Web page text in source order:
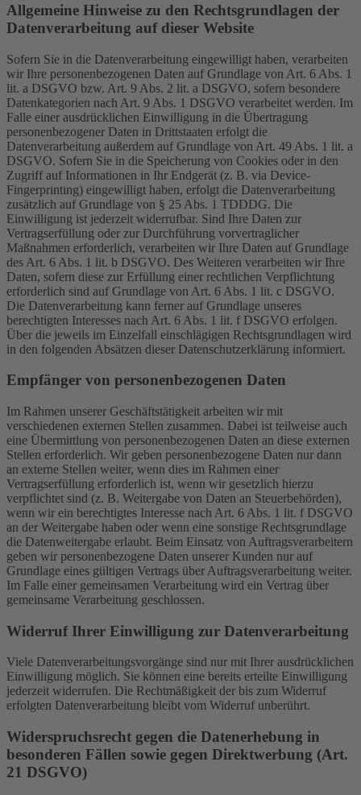
Allgemeine Hinweise zu den Rechtsgrundlagen der
Datenverarbeitung auf dieser Website
Sofern Sie in die Datenverarbeitung eingewilligt haben, verarbeiten
wir Ihre personenbezogenen Daten auf Grundlage von Art. 6 Abs. 1
lit. a DSGVO bzw. Art. 9 Abs. 2 lit. a DSGVO, sofern besondere
Datenkategorien nach Art. 9 Abs. 1 DSGVO verarbeitet werden. Im
Falle einer ausdrücklichen Einwilligung in die Übertragung
personenbezogener Daten in Drittstaaten erfolgt die
Datenverarbeitung außerdem auf Grundlage von Art. 49 Abs. 1 lit. a
DSGVO. Sofern Sie in die Speicherung von Cookies oder in den
Zugriff auf Informationen in Ihr Endgerät (z. B. via Device-
Fingerprinting) eingewilligt haben, erfolgt die Datenverarbeitung
zusätzlich auf Grundlage von § 25 Abs. 1 TDDDG. Die
Einwilligung ist jederzeit widerrufbar. Sind Ihre Daten zur
Vertragserfüllung oder zur Durchführung vorvertraglicher
Maßnahmen erforderlich, verarbeiten wir Ihre Daten auf Grundlage
des Art. 6 Abs. 1 lit. b DSGVO. Des Weiteren verarbeiten wir Ihre
Daten, sofern diese zur Erfüllung einer rechtlichen Verpflichtung
erforderlich sind auf Grundlage von Art. 6 Abs. 1 lit. c DSGVO.
Die Datenverarbeitung kann ferner auf Grundlage unseres
berechtigten Interesses nach Art. 6 Abs. 1 lit. f DSGVO erfolgen.
Über die jeweils im Einzelfall einschlägigen Rechtsgrundlagen wird
in den folgenden Absätzen dieser Datenschutzerklärung informiert.
Empfänger von personenbezogenen Daten
Im Rahmen unserer Geschäftstätigkeit arbeiten wir mit
verschiedenen externen Stellen zusammen. Dabei ist teilweise auch
eine Übermittlung von personenbezogenen Daten an diese externen
Stellen erforderlich. Wir geben personenbezogene Daten nur dann
an externe Stellen weiter, wenn dies im Rahmen einer
Vertragserfüllung erforderlich ist, wenn wir gesetzlich hierzu
verpflichtet sind (z. B. Weitergabe von Daten an Steuerbehörden),
wenn wir ein berechtigtes Interesse nach Art. 6 Abs. 1 lit. f DSGVO
an der Weitergabe haben oder wenn eine sonstige Rechtsgrundlage
die Datenweitergabe erlaubt. Beim Einsatz von Auftragsverarbeitern
geben wir personenbezogene Daten unserer Kunden nur auf
Grundlage eines gültigen Vertrags über Auftragsverarbeitung weiter.
Im Falle einer gemeinsamen Verarbeitung wird ein Vertrag über
gemeinsame Verarbeitung geschlossen.
Widerruf Ihrer Einwilligung zur Datenverarbeitung
Viele Datenverarbeitungsvorgänge sind nur mit Ihrer ausdrücklichen
Einwilligung möglich. Sie können eine bereits erteilte Einwilligung
jederzeit widerrufen. Die Rechtmäßigkeit der bis zum Widerruf
erfolgten Datenverarbeitung bleibt vom Widerruf unberührt.
Widerspruchsrecht gegen die Datenerhebung in
besonderen Fällen sowie gegen Direktwerbung (Art.
21 DSGVO)